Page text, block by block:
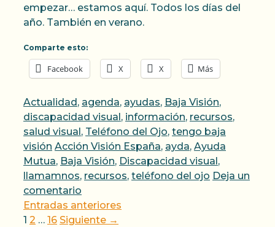
empezar… estamos aquí. Todos los días del
año. También en verano.
Comparte esto:
Facebook X X Más
Categorías
Actualidad , agenda, ayudas, Baja Visión,
discapacidad visual , información, recursos,
salud visual , Teléfono del Ojo, tengo baja
visión Etiquetas
Acción Visión España, ayda, Ayuda
Mutua, Baja Visión, Discapacidad visual ,
llamamnos, recursos, teléfono del ojo Deja un
comentario
Entradas anteriores
Página
1 Página
2 … Página
16 Siguiente →